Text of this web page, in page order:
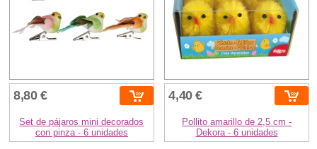
8,80 €
Set de pájaros mini decorados
con pinza - 6 unidades
4,40 €
Pollito amarillo de 2,5 cm -
Dekora - 6 unidades